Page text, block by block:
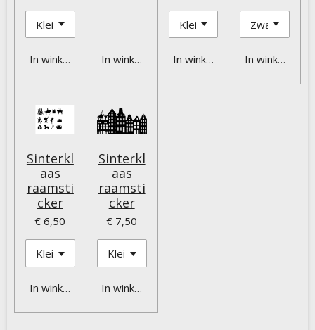
In winkelwagenIn winkelwagenIn winkelwagenIn
Sinterkl
aas
raamsti
cker
€ 6,50
In winkelwagen
Sinterkl
aas
raamsti
cker
€ 7,50
In winkelwagen